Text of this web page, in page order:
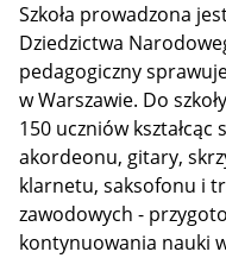
Szkoła prowadzona
Dziedzictwa
pedagogiczny
w Warszawie. Do
150 uczniów
akordeonu, gitary,
klarnetu, saksofonu i
zawodowych -
kontynuowania nauki